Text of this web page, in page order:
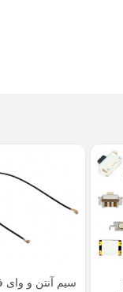
سیم آنتن و وای